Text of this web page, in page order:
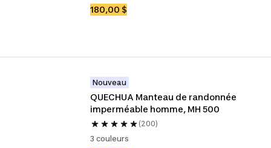
180,00 $
Nouveau
QUECHUA Manteau de randonnée
imperméable homme, MH 500
(200)
3 couleurs